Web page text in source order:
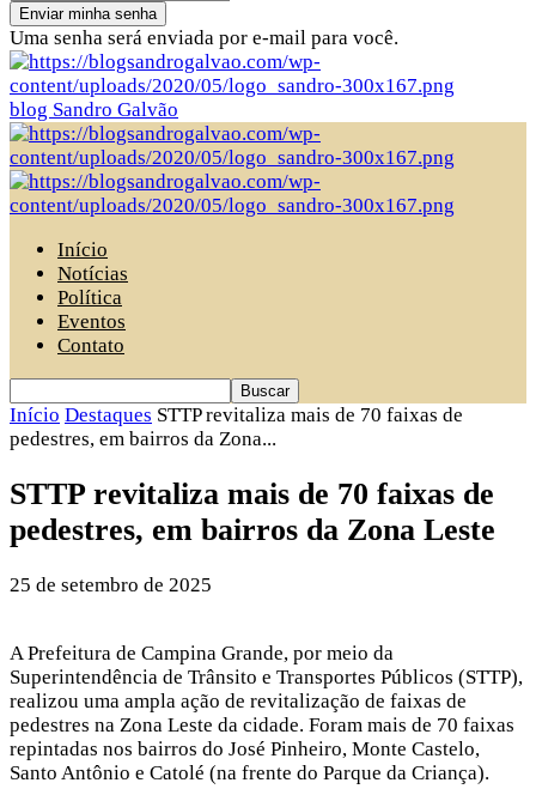
Uma senha será enviada por e-mail para você.
blog Sandro Galvão
Início
Notícias
Política
Eventos
Contato
Início Destaques STTP revitaliza mais de 70 faixas de
pedestres, em bairros da Zona...
STTP revitaliza mais de 70 faixas de
pedestres, em bairros da Zona Leste
25 de setembro de 2025
A Prefeitura de Campina Grande, por meio da
Superintendência de Trânsito e Transportes Públicos (STTP),
realizou uma ampla ação de revitalização de faixas de
pedestres na Zona Leste da cidade. Foram mais de 70 faixas
repintadas nos bairros do José Pinheiro, Monte Castelo,
Santo Antônio e Catolé (na frente do Parque da Criança).